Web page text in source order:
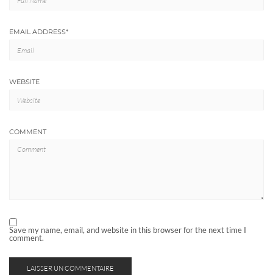
EMAIL ADDRESS*
WEBSITE
COMMENT
Save my name, email, and website in this browser for the next time I
comment.